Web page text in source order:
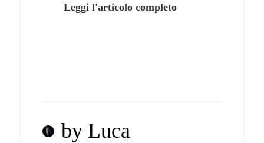
Leggi l'articolo completo
by Luca